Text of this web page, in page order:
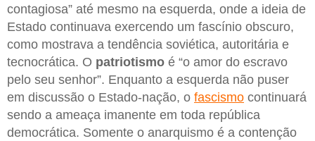
contagiosa” até mesmo na esquerda, onde a ideia de
Estado continuava exercendo um fascínio obscuro,
como mostrava a tendência soviética, autoritária e
tecnocrática. O patriotismo é “o amor do escravo
pelo seu senhor”. Enquanto a esquerda não puser
em discussão o Estado-nação, o fascismo continuará
sendo a ameaça imanente em toda república
democrática. Somente o anarquismo é a contenção